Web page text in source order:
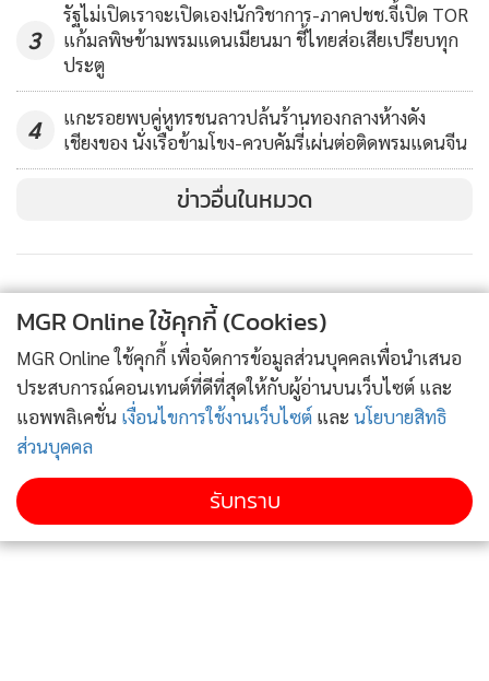
สำหรับสถานการณ์การแพร่ระบาดของไวรัสโควิด-19 ใน
เชียงราย ที่ผู้ป่วยทั้ง 9 รายได้รับการรักษาจนหายหมดแล้ว แต่ 1
ใน 9 ซึ่งเป็นผู้ป่วยรายแรก เป็นชายอายุ 35 ปี กลับมีไข้เมื่อวันที่
18 เม.ย.ที่ผ่านมา จนมีกระแสข่าวแพร่สะพัดว่าติดเชื้อโควิดซ้ำ
ล่าสุดทางศูนย์ปฏิบัติการภาวะฉุกเฉินด้านการแพทย์และสา
ธารณสุขฯ จ.เชียงราย ได้ออกแถลงการณ์ชี้แจงว่าผู้ป่วยดังกล่าว
เข้ารับการรักษาที่โรงพยาบาลเชียงรายประชานุเคราะห์เมื่อวันที่
20 มี.ค.จนจบสิ้นกระบวนการรักษาตามแนวทางของกระทรวง
สาธารณสุข และได้อนุญาตให้ออกจากโรงพยาบาลเมื่อ 6 เม.ย.ที่
ผ่านมาด้วยสภาพร่างกายปกติ ไม่มีไข้ หรืออาการทางระบบทาง
เดินหายใจ โดยให้ผู้ป่วยได้กักตัวเองที่บ้านและสวมหน้ากาก
อนามัยรวมทั้งแยกตัวจากครอบครัวและชุมชนต่อเนื่องอีกจน
ครบ 14 วัน แต่ยังคงให้ติดตามอาการอย่างใกล้ชิด ต่อมาผู้ป่วยมี
3
รัฐไม่เปิดเราจะเปิดเอง!นักวิชาการ-ภาคปชช.จี้เปิด TOR
แก้มลพิษข้ามพรมแดนเมียนมา ชี้ไทยส่อเสียเปรียบทุก
ประตู
4
แกะรอยพบคู่หูทรชนลาวปล้นร้านทองกลางห้างดัง
เชียงของ นั่งเรือข้ามโขง-ควบคัมรี่เผ่นต่อติดพรมแดนจีน
ข่าวอื่นในหมวด
MGR Online ใช้คุกกี้ (Cookies)
MGR Online ใช้คุกกี้ เพื่อจัดการข้อมูลส่วนบุคคลเพื่อนำเสนอ
ประสบการณ์คอนเทนต์ที่ดีที่สุดให้กับผู้อ่านบนเว็บไซต์ และ
แอพพลิเคชั่น เงื่อนไขการใช้งานเว็บไซต์ และ นโยบายสิทธิ
ส่วนบุคคล
รับทราบ